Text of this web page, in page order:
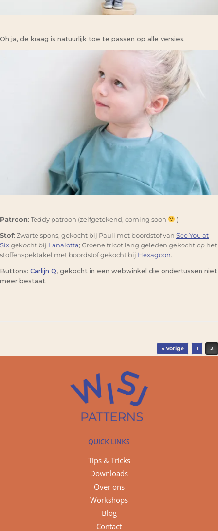
Oh ja, de kraag is natuurlijk toe te passen op alle versies.
Patroon: Teddy patroon (zelfgetekend, coming soon )
Stof: Zwarte spons, gekocht bij Pauli met boordstof van See You at
Sixgekocht bij Lanalotta; Groene tricot lang geleden gekocht op het
stoffenspektakel met boordstof gekocht bij Hexagoon.
Buttons: Carlijn Q, gekocht in een webwinkel die ondertussen niet
meer bestaat.
« Vorige 1 2
QUICK LINKS
Tips & Tricks
Downloads
Over ons
Workshops
Blog
Contact